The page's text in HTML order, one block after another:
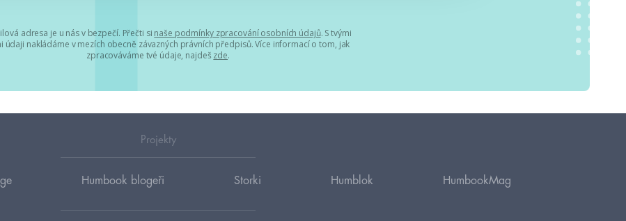
adresa je u nás v bezpečí. Přečti si naše podmínky zpracování osobních údajů. S tvými
údaji nakládáme v mezích obecně závazných právních předpisů. Více informací o tom, jak
zpracováváme tvé údaje, najdeš zde.
Projekty
Humbook blogeři Storki Humblok HumbookMag